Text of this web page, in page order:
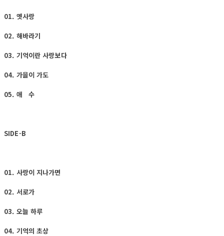
01. 옛사랑
02. 해바라기
03. 기억이란 사랑보다
04. 가을이 가도
05. 애 수
SIDE-B
01. 사랑이 지나가면
02. 서로가
03. 오늘 하루
04. 기억의 초상